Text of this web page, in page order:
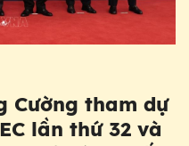
Cường tham dự
lần thứ 32 và